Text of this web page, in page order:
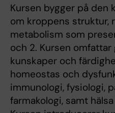
Kursen bygger på den
om kroppens struktur,
metabolism som
och 2. Kursen
kunskaper och
homeostas och
immunologi, fysiologi,
farmakologi, samt